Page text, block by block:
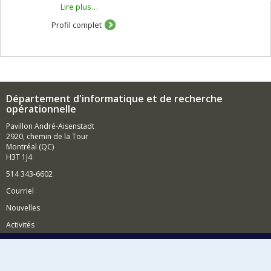
Lire plus…
Profil complet
Département d'informatique et de recherche
opérationnelle
Pavillon André-Aisenstadt
2920, chemin de la Tour
Montréal (QC)
H3T 1J4
514 343-6602
Courriel
Nouvelles
Activités